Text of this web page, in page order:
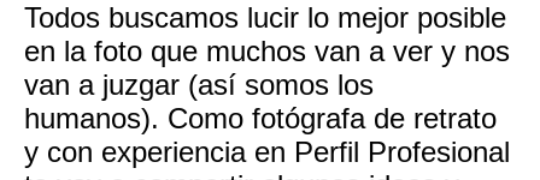
Todos buscamos lucir lo mejor posible
en la foto que muchos van a ver y nos
van a juzgar (así somos los
humanos). Como fotógrafa de retrato
y con experiencia en Perfil Profesional